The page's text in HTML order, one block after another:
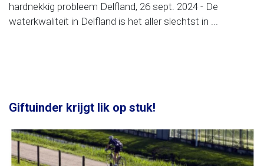
hardnekkig probleem Delfland, 26 sept. 2024 - De
waterkwaliteit in Delfland is het aller slechtst in ...
Giftuinder krijgt lik op stuk!